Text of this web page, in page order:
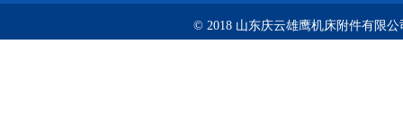
© 2018 山东庆云雄鹰机床附件有限